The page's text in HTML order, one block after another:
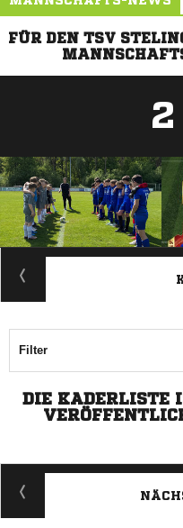
FÜR DEN TSV
2
Filter
DIE KADERLISTE